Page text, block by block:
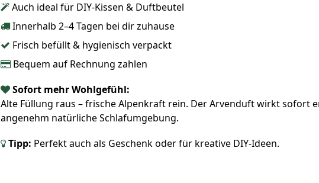
Auch ideal für DIY-Kissen & Duftbeutel
Innerhalb 2–4 Tagen bei dir zuhause
Frisch befüllt & hygienisch verpackt
Bequem auf Rechnung zahlen
Sofort mehr Wohlgefühl:
Alte Füllung raus – frische Alpenkraft rein. Der Arvenduft wirkt sofort
angenehm natürliche Schlafumgebung.
Tipp: Perfekt auch als Geschenk oder für kreative DIY-Ideen.